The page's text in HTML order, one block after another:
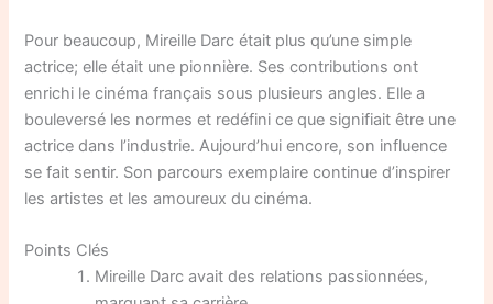
Pour beaucoup, Mireille Darc était plus qu’une simple
actrice; elle était une pionnière. Ses contributions ont
enrichi le cinéma français sous plusieurs angles. Elle a
bouleversé les normes et redéfini ce que signifiait être une
actrice dans l’industrie. Aujourd’hui encore, son influence
se fait sentir. Son parcours exemplaire continue d’inspirer
les artistes et les amoureux du cinéma.
Points Clés
Mireille Darc avait des relations passionnées,